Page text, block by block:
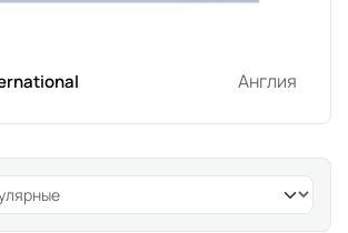
Англия